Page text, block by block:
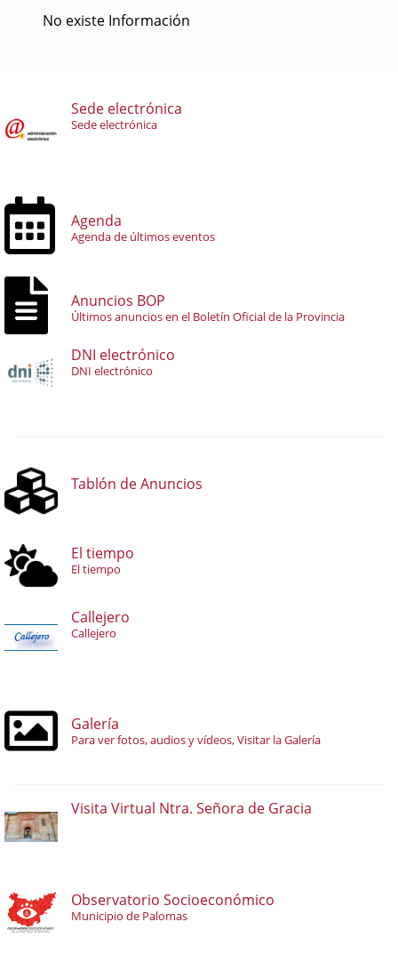
No existe Información
Sede electrónica
Sede electrónica
Agenda
Agenda de últimos eventos
Anuncios BOP
Últimos anuncios en el Boletín Oficial de la Provincia
DNI electrónico
DNI electrónico
Tablón de Anuncios
El tiempo
El tiempo
Callejero
Callejero
Galería
Para ver fotos, audios y vídeos, Visitar la Galería
Visita Virtual Ntra. Señora de Gracia
Observatorio Socioeconómico
Municipio de Palomas